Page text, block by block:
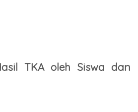
TKA oleh Siswa dan